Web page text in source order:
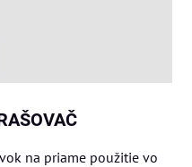
na priame použitie vo